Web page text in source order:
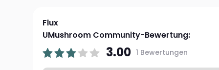
Flux
UMushroom Community-Bewertung:
3.00 1 Bewertungen